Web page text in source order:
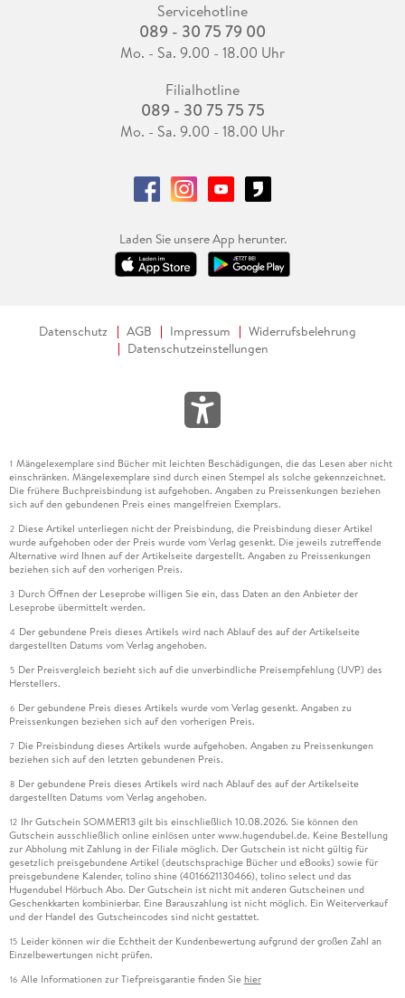
Servicehotline
089 - 30 75 79 00
Mo. - Sa. 9.00 - 18.00 Uhr
Filialhotline
089 - 30 75 75 75
Mo. - Sa. 9.00 - 18.00 Uhr
Laden Sie unsere App herunter.
Datenschutz AGB Impressum
Widerrufsbelehrung
Datenschutzeinstellungen
1 Mängelexemplare sind Bücher mit leichten Beschädigungen, die das Lesen aber nicht
einschränken. Mängelexemplare sind durch einen Stempel als solche gekennzeichnet.
Die frühere Buchpreisbindung ist aufgehoben. Angaben zu Preissenkungen beziehen
sich auf den gebundenen Preis eines mangelfreien Exemplars.
2 Diese Artikel unterliegen nicht der Preisbindung, die Preisbindung dieser Artikel
wurde aufgehoben oder der Preis wurde vom Verlag gesenkt. Die jeweils zutreffende
Alternative wird Ihnen auf der Artikelseite dargestellt. Angaben zu Preissenkungen
beziehen sich auf den vorherigen Preis.
3 Durch Öffnen der Leseprobe willigen Sie ein, dass Daten an den Anbieter der
Leseprobe übermittelt werden.
4 Der gebundene Preis dieses Artikels wird nach Ablauf des auf der Artikelseite
dargestellten Datums vom Verlag angehoben.
5 Der Preisvergleich bezieht sich auf die unverbindliche Preisempfehlung (UVP) des
Herstellers.
6 Der gebundene Preis dieses Artikels wurde vom Verlag gesenkt. Angaben zu
Preissenkungen beziehen sich auf den vorherigen Preis.
7 Die Preisbindung dieses Artikels wurde aufgehoben. Angaben zu Preissenkungen
beziehen sich auf den letzten gebundenen Preis.
8 Der gebundene Preis dieses Artikels wird nach Ablauf des auf der Artikelseite
dargestellten Datums vom Verlag angehoben.
12 Ihr Gutschein SOMMER13 gilt bis einschließlich 10.08.2026. Sie können den
Gutschein ausschließlich online einlösen unter www.hugendubel.de. Keine Bestellung
zur Abholung mit Zahlung in der Filiale möglich. Der Gutschein ist nicht gültig für
gesetzlich preisgebundene Artikel (deutschsprachige Bücher und eBooks) sowie für
preisgebundene Kalender, tolino shine (4016621130466), tolino select und das
Hugendubel Hörbuch Abo. Der Gutschein ist nicht mit anderen Gutscheinen und
Geschenkkarten kombinierbar. Eine Barauszahlung ist nicht möglich. Ein Weiterverkauf
und der Handel des Gutscheincodes sind nicht gestattet.
15 Leider können wir die Echtheit der Kundenbewertung aufgrund der großen Zahl an
Einzelbewertungen nicht prüfen.
16 Alle Informationen zur Tiefpreisgarantie finden Sie hier